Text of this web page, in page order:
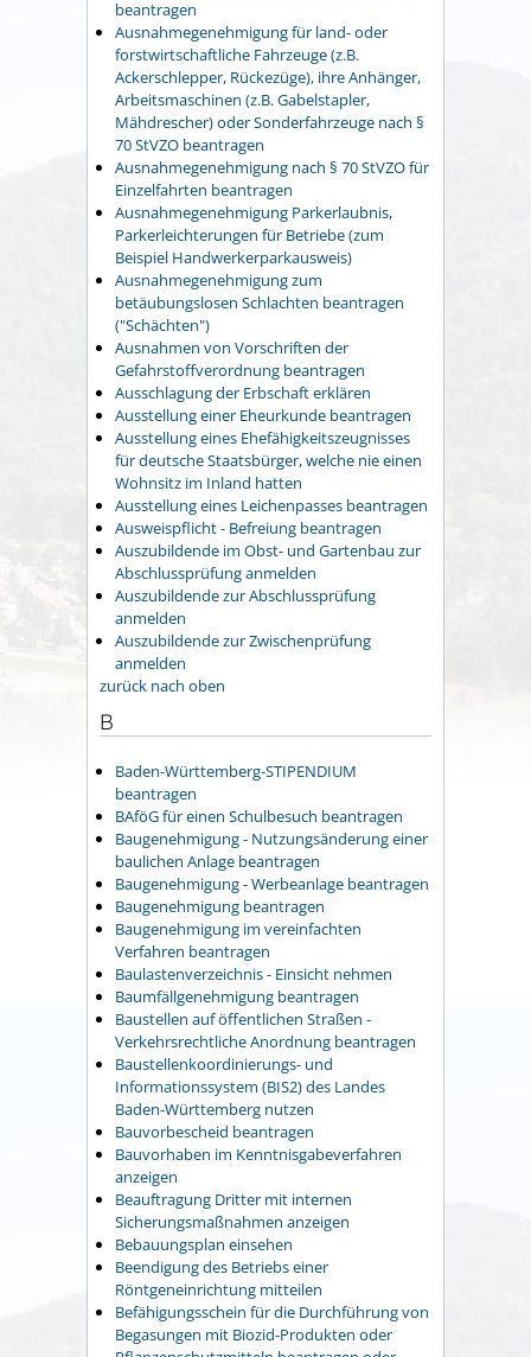
beantragen
Ausnahmegenehmigung für land- oder
forstwirtschaftliche Fahrzeuge (z.B.
Ackerschlepper, Rückezüge), ihre Anhänger,
Arbeitsmaschinen (z.B. Gabelstapler,
Mähdrescher) oder Sonderfahrzeuge nach §
70 StVZO beantragen
Ausnahmegenehmigung nach § 70 StVZO für
Einzelfahrten beantragen
Ausnahmegenehmigung Parkerlaubnis,
Parkerleichterungen für Betriebe (zum
Beispiel Handwerkerparkausweis)
Ausnahmegenehmigung zum
betäubungslosen Schlachten beantragen
("Schächten")
Ausnahmen von Vorschriften der
Gefahrstoffverordnung beantragen
Ausschlagung der Erbschaft erklären
Ausstellung einer Eheurkunde beantragen
Ausstellung eines Ehefähigkeitszeugnisses
für deutsche Staatsbürger, welche nie einen
Wohnsitz im Inland hatten
Ausstellung eines Leichenpasses beantragen
Ausweispflicht - Befreiung beantragen
Auszubildende im Obst- und Gartenbau zur
Abschlussprüfung anmelden
Auszubildende zur Abschlussprüfung
anmelden
Auszubildende zur Zwischenprüfung
anmelden
zurück nach oben
B
Baden-Württemberg-STIPENDIUM
beantragen
BAföG für einen Schulbesuch beantragen
Baugenehmigung - Nutzungsänderung einer
baulichen Anlage beantragen
Baugenehmigung - Werbeanlage beantragen
Baugenehmigung beantragen
Baugenehmigung im vereinfachten
Verfahren beantragen
Baulastenverzeichnis - Einsicht nehmen
Baumfällgenehmigung beantragen
Baustellen auf öffentlichen Straßen -
Verkehrsrechtliche Anordnung beantragen
Baustellenkoordinierungs- und
Informationssystem (BIS2) des Landes
Baden-Württemberg nutzen
Bauvorbescheid beantragen
Bauvorhaben im Kenntnisgabeverfahren
anzeigen
Beauftragung Dritter mit internen
Sicherungsmaßnahmen anzeigen
Bebauungsplan einsehen
Beendigung des Betriebs einer
Röntgeneinrichtung mitteilen
Befähigungsschein für die Durchführung von
Begasungen mit Biozid-Produkten oder